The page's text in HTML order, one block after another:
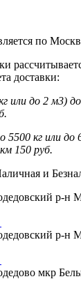
по
доставки:
или до 2 м3)
кг или до
150 руб.
и
р-н
р-н
мкр